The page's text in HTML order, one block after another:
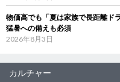
物価高でも「夏は家族で長距離ド
猛暑への備えも必須
2026年8月3日
カルチャー